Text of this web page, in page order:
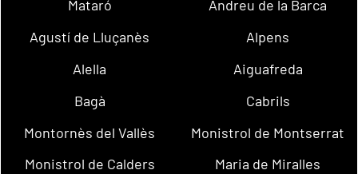
Mataró
Andreu de la Barca
Agustí de Lluçanès
Alpens
Alella
Aiguafreda
Bagà
Cabrils
Montornès del Vallès
Monistrol de Montserrat
Monistrol de Calders
Maria de Miralles